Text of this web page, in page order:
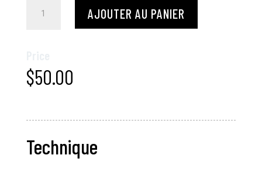
Painting
02
AJOUTER AU PANIER
$50.00
Technique